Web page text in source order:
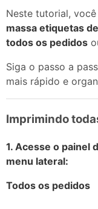
Neste tutorial,
massa etiquetas
todos os pedidos
Siga o passo a
mais rápido e
Imprimindo
1. Acesse o painel
menu lateral:
Todos os pedidos